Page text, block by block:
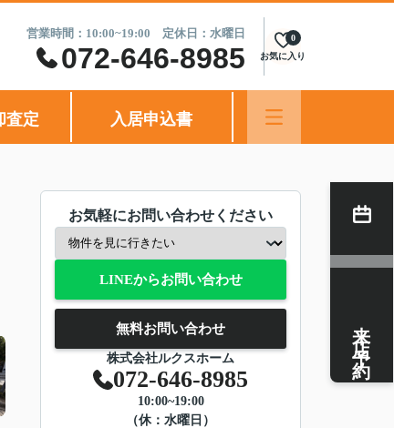
営業時間：10:00~19:00 定休日：水曜日
072-646-8985 お気に入り
0
査定 入居申込書
お気軽にお問い合わせください
LINEからお問い合わせ
無料お問い合わせ
株式会社ルクスホーム
072-646-8985
10:00~19:00
（休：水曜日）
来店予約